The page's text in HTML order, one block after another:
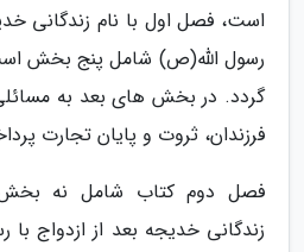
است، فصل اول با نام زندگانی
رسول الله(ص) شامل پنج بخش است
گردد. در بخش های بعد به
فرزندان، ثروت و پایان تجارت
فصل دوم کتاب شامل نه
زندگانی خدیجه بعد از ازدواج با